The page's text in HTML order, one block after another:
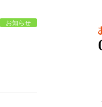
お知らせ